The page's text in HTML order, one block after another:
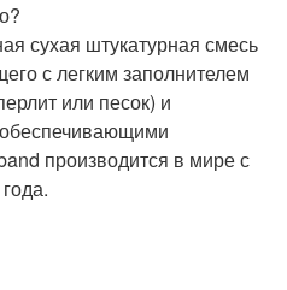
сухая штукатурная смесь
с легким заполнителем
или песок) и
производится в мире с